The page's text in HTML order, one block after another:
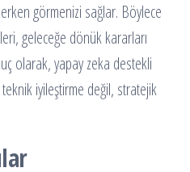
görmenizi sağlar. Böylece
geleceğe dönük kararları
olarak, yapay zeka destekli
teknik iyileştirme değil, stratejik